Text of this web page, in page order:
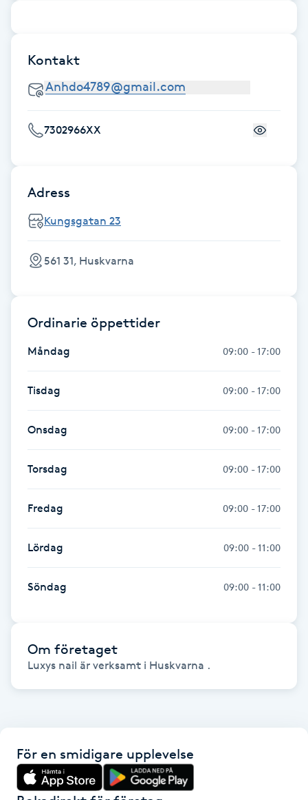
Face framing
Faceliftmassage
Fet hårbotten
Fettreducering
Fillers
Fotsvamp
Fransborttagning
Fransfärgning
Fransförlängning
Fransförlängning Megavolym
Fransförlängning Volym
Fransrengöring
Friskvård
Friskvårdsmassage
Kontakt
7302966XX
Adress
Kungsgatan 23
561 31, Huskvarna
Ordinarie öppettider
Måndag 09:00 - 17:00
Tisdag 09:00 - 17:00
Onsdag 09:00 - 17:00
Torsdag 09:00 - 17:00
Fredag 09:00 - 17:00
Lördag 09:00 - 11:00
Söndag 09:00 - 11:00
Om företaget
Luxys nail är verksamt i Huskvarna .
För en smidigare upplevelse